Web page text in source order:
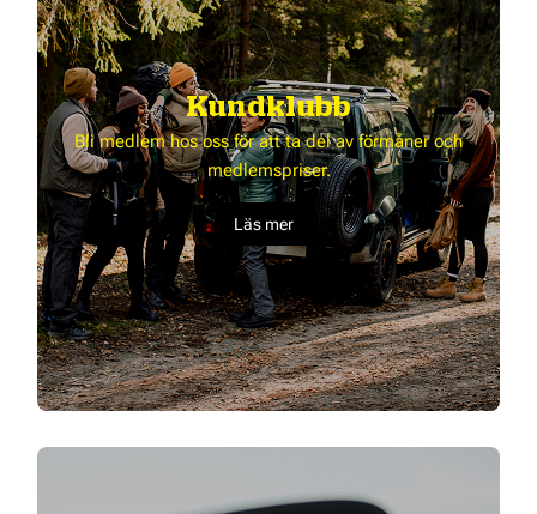
Kundklubb
Bli medlem hos oss för att ta del av förmåner och
medlemspriser.
Läs mer